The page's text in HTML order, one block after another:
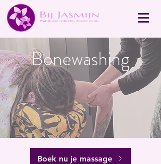
Bonewashing
Boek nu je massage